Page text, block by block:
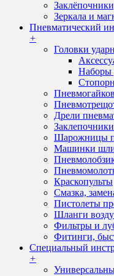
Зеркала и
Пневматический
+
Головки
Наборы
Дрели
Шарожницы
Машинки
Краскопульты
Смазка,
Пистолеты
Шланги
Фильтры и
Фитинги,
Специальный
+